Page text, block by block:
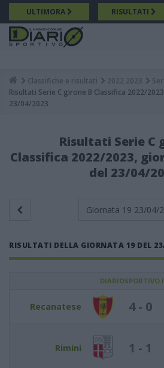
Salta
al
contenuto
principale
ULTIMORA RISULTATI
Breadcrumb
Classifiche e risultati 2022 2023
Risultati Serie C girone B Classifica 2022/
23/04/2023
Risultati Serie C
Classifica 2022/2023,
del 23/04/
Giornata 19 23/04/
RISULTATI DELLA GIORNATA 19 DEL
Recanatese 4 - 0
Rimini 1 - 1